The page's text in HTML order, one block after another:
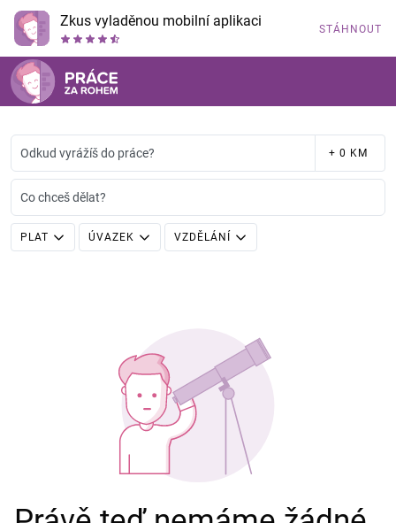
Zkus vyladěnou mobilní aplikaci STÁHNOUT
Odkud vyrážíš do práce? + 0 KM
Co chceš dělat?
PLAT ÚVAZEK VZDĚLÁNÍ